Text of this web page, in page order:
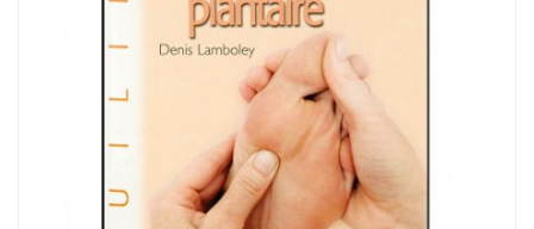
Cible de frappe
Décoration